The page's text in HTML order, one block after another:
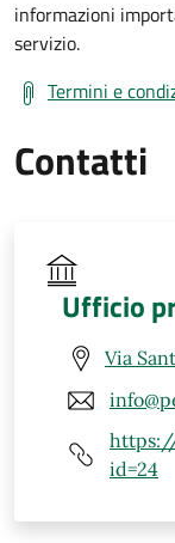
informazioni
servizio.
Termini e
Contatti
Ufficio
Via
id=24